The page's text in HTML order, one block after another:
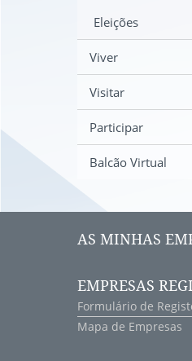
Eleições
Viver
Visitar
Participar
Balcão Virtual
AS MINHAS
EMPRESAS
Formulário de
Mapa de Empresas